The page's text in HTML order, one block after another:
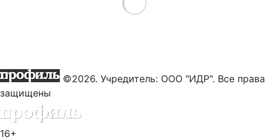
Load More
©2026. Учредитель: ООО "ИДР". Все права
защищены
16+